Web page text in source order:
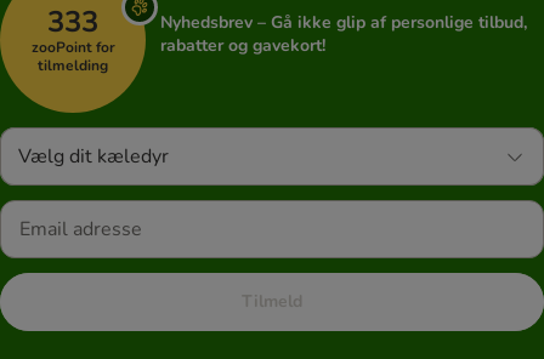
333
zooPoint for
tilmelding
Nyhedsbrev – Gå ikke glip af personlige tilbud,
rabatter og gavekort!
Vælg dit kæledyr
Tilmeld